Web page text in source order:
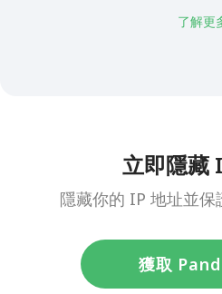
了解更
立即隱藏
隱藏你的 IP 地址並保
獲取